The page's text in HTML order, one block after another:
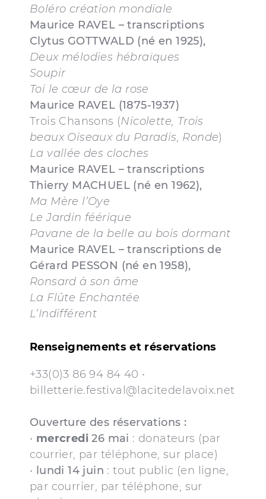
Boléro création mondiale
Maurice RAVEL – transcriptions
Clytus GOTTWALD (né en 1925),
Deux mélodies hébraïques
Soupir
Toi le cœur de la rose
Maurice RAVEL (1875-1937)
Trois Chansons (Nicolette, Trois
beaux Oiseaux du Paradis, Ronde)
La vallée des cloches
Maurice RAVEL – transcriptions
Thierry MACHUEL (né en 1962),
Ma Mère l’Oye
Le Jardin féérique
Pavane de la belle au bois dormant
Maurice RAVEL – transcriptions de
Gérard PESSON (né en 1958),
Ronsard à son âme
La Flûte Enchantée
L’Indifférent
Renseignements et réservations
+33(0)3 86 94 84 40 •
billetterie.festival@lacitedelavoix.net
Ouverture des réservations :
• mercredi 26 mai : donateurs (par
courrier, par téléphone, sur place)
• lundi 14 juin : tout public (en ligne,
par courrier, par téléphone, sur